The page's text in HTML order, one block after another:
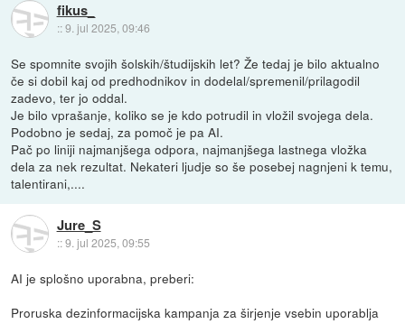
fikus_
::9. jul 2025, 09:46
Se spomnite svojih šolskih/študijskih let? Že tedaj je bilo aktualno
če si dobil kaj od predhodnikov in dodelal/spremenil/prilagodil
zadevo, ter jo oddal.
Je bilo vprašanje, koliko se je kdo potrudil in vložil svojega dela.
Podobno je sedaj, za pomoč je pa AI.
Pač po liniji najmanjšega odpora, najmanjšega lastnega vložka
dela za nek rezultat. Nekateri ljudje so še posebej nagnjeni k temu,
talentirani,....
Jure_S
::9. jul 2025, 09:55
AI je splošno uporabna, preberi:
Proruska dezinformacijska kampanja za širjenje vsebin uporablja